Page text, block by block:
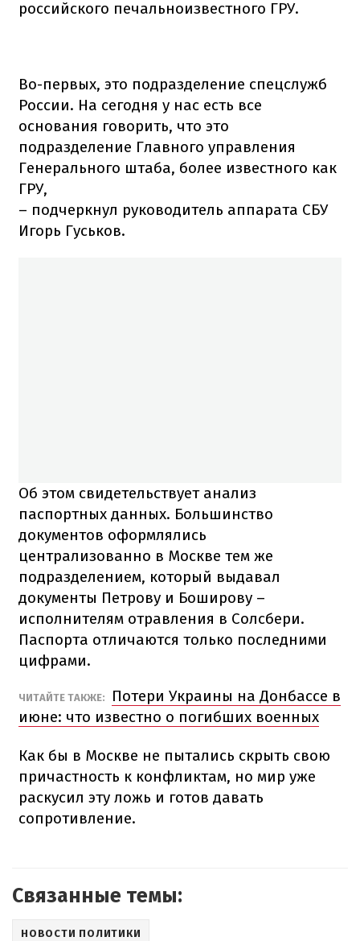
российского печальноизвестного ГРУ.
Во-первых, это подразделение спецслужб
России. На сегодня у нас есть все
основания говорить, что это
подразделение Главного управления
Генерального штаба, более известного как
ГРУ,
– подчеркнул руководитель аппарата СБУ
Игорь Гуськов.
Об этом свидетельствует анализ
паспортных данных. Большинство
документов оформлялись
централизованно в Москве тем же
подразделением, который выдавал
документы Петрову и Боширову –
исполнителям отравления в Солсбери.
Паспорта отличаются только последними
цифрами.
ЧИТАЙТЕ ТАКЖЕ:
Потери Украины на Донбассе в
июне: что известно о погибших военных
Как бы в Москве не пытались скрыть свою
причастность к конфликтам, но мир уже
раскусил эту ложь и готов давать
сопротивление.
Связанные темы:
НОВОСТИ ПОЛИТИКИ